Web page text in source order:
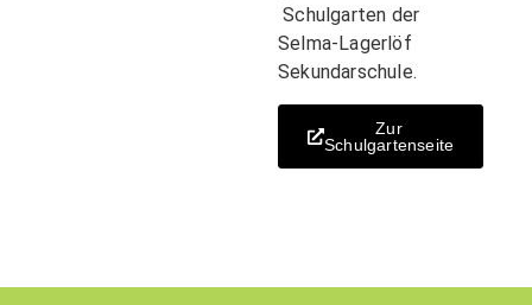
Schulgarten der
Selma-Lagerlöf
Sekundarschule.
Zur
Schulgartenseite